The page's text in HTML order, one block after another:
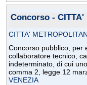
Concorso - CITTA'
CITTA'
Concorso pubblico, per
collaboratore tecnico,
indeterminato, di cui
comma 2, legge 12
VENEZIA